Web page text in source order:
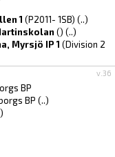
1 (P2011- 1SB) (..)
() (..)
Myrsjö IP 1 (Division 2
v.36
BP
BP (..)